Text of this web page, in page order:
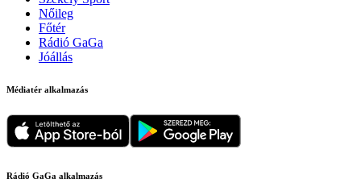
Nőileg
Főtér
Rádió GaGa
Jóállás
Médiatér alkalmazás
Rádió GaGa alkalmazás